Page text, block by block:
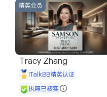
精英会员
Tracy Zhang
iTalkBB精英认证
执照已核实